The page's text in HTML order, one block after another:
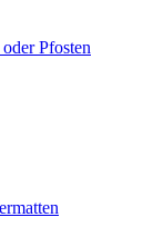
Pfosten